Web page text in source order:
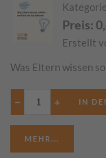
Preis:
Erstellt
Was Eltern wissen
− +
MEHR...